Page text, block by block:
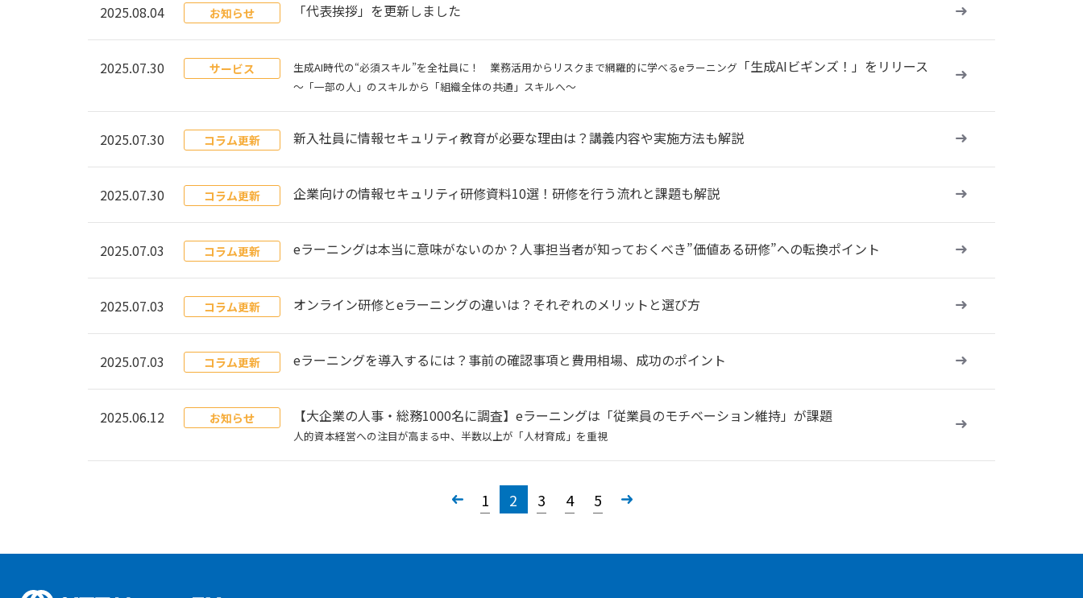
2025.08.04 お知らせ 「代表挨拶」を更新しました
2025.07.30 サービス 生成AI時代の“必須スキル”を全社員に！ 業務活用からリスクまで網羅的に学べるeラーニング 「生成AIビギンズ！」をリリース
～「一部の人」のスキルから「組織全体の共通」スキルへ～
2025.07.30 コラム更新 新入社員に情報セキュリティ教育が必要な理由は？講義内容や実施方法も解説
2025.07.30 コラム更新 企業向けの情報セキュリティ研修資料10選！研修を行う流れと課題も解説
2025.07.03 コラム更新 eラーニングは本当に意味がないのか？人事担当者が知っておくべき”価値ある研修”への転換ポイント
2025.07.03 コラム更新 オンライン研修とeラーニングの違いは？それぞれのメリットと選び方
2025.07.03 コラム更新 eラーニングを導入するには？事前の確認事項と費用相場、成功のポイント
2025.06.12 お知らせ 【大企業の人事・総務1000名に調査】eラーニングは「従業員のモチベーション維持」が課題
人的資本経営への注目が高まる中、半数以上が「人材育成」を重視
« 1 2 3 4 5 »